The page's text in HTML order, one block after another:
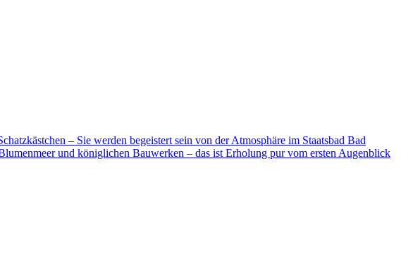
– Sie werden begeistert sein von der Atmosphäre im Staatsbad Bad
und königlichen Bauwerken – das ist Erholung pur vom ersten Augenblick